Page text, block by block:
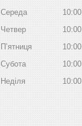
Середа
10:00
Четвер
10:00
Пʼятниця
10:00
Субота
10:00
Неділя
10:00